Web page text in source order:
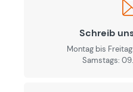
Schreib
Montag bis
Samstags: